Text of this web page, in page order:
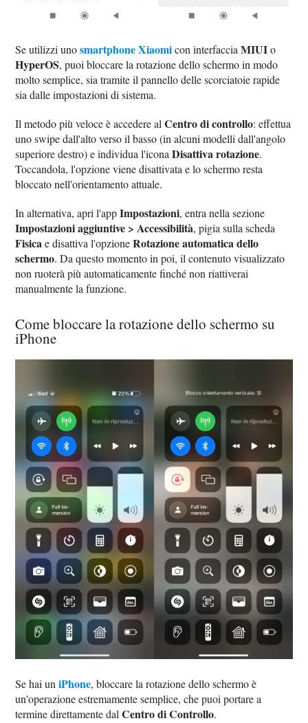
Se utilizzi unosmartphone Xiaomicon interfacciaMIUIo
HyperOS, puoi bloccare la rotazione dello schermo in modo
molto semplice, sia tramite il pannello delle scorciatoie rapide
sia dalle impostazioni di sistema.
Il metodo più veloce è accedere alCentro di controllo: effettua
uno swipe dall'alto verso il basso (in alcuni modelli dall'angolo
superiore destro) e individua l'iconaDisattiva rotazione.
Toccandola, l'opzione viene disattivata e lo schermo resta
bloccato nell'orientamento attuale.
In alternativa, apri l'appImpostazioni, entra nella sezione
Impostazioni aggiuntive > Accessibilità, pigia sulla scheda
Fisicae disattiva l'opzioneRotazione automatica dello
schermo. Da questo momento in poi, il contenuto visualizzato
non ruoterà più automaticamente finché non riattiverai
manualmente la funzione.
Come bloccare la rotazione dello schermo su
iPhone
Se hai uniPhone, bloccare la rotazione dello schermo è
un'operazione estremamente semplice, che puoi portare a
termine direttamente dalCentro di Controllo.